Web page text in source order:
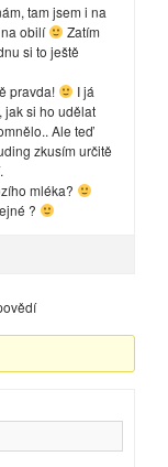
tam jsem i na
obilí
Zatím
si to ještě
pravda!
I já
jak si ho udělat
Ale teď
zkusím určitě
mléka?
?